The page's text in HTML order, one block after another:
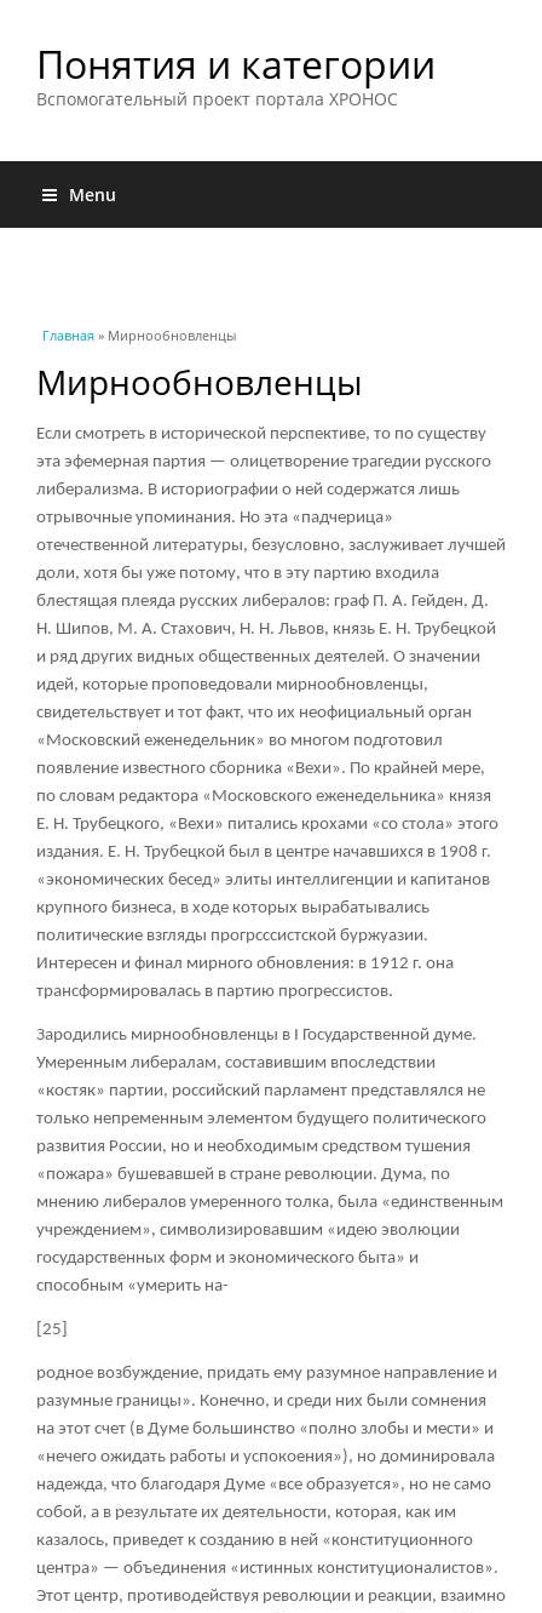
Понятия и категории
Вспомогательный проект портала ХРОНОС
Menu
Вы здесь
Главная » Мирнообновленцы
Мирнообновленцы
Если смотреть в исторической перспективе, то по существу
эта эфемерная партия — олицетворение трагедии русского
либерализма. В историографии о ней содержатся лишь
отрывочные упоминания. Но эта «падчерица»
отечественной литературы, безусловно, заслуживает лучшей
доли, хотя бы уже потому, что в эту партию входила
блестящая плеяда русских либералов: граф П. А. Гейден, Д.
Н. Шипов, М. А. Стахович, Н. Н. Львов, князь Е. Н. Трубецкой
и ряд других видных общественных деятелей. О значении
идей, которые проповедовали мирнообновленцы,
свидетельствует и тот факт, что их неофициальный орган
«Московский еженедельник» во многом подготовил
появление известного сборника «Вехи». По крайней мере,
по словам редактора «Московского еженедельника» князя
Е. Н. Трубецкого, «Вехи» питались крохами «со стола» этого
издания. Е. Н. Трубецкой был в центре начавшихся в 1908 г.
«экономических бесед» элиты интеллигенции и капитанов
крупного бизнеса, в ходе которых вырабатывались
политические взгляды прогрсссистской буржуазии.
Интересен и финал мирного обновления: в 1912 г. она
трансформировалась в партию прогрессистов.
Зародились мирнообновленцы в I Государственной думе.
Умеренным либералам, составившим впоследствии
«костяк» партии, российский парламент представлялся не
только непременным элементом будущего политического
развития России, но и необходимым средством тушения
«пожара» бушевавшей в стране революции. Дума, по
мнению либералов умеренного толка, была «единственным
учреждением», символизировавшим «идею эволюции
государственных форм и экономического быта» и
способным «умерить на-
[25]
родное возбуждение, придать ему разумное направление и
разумные границы». Конечно, и среди них были сомнения
на этот счет (в Думе большинство «полно злобы и мести» и
«нечего ожидать работы и успокоения»), но доминировала
надежда, что благодаря Думе «все образуется», но не само
собой, а в результате их деятельности, которая, как им
казалось, приведет к созданию в ней «конституционного
центра» — объединения «истинных конституционалистов».
Этот центр, противодействуя революции и реакции, взаимно